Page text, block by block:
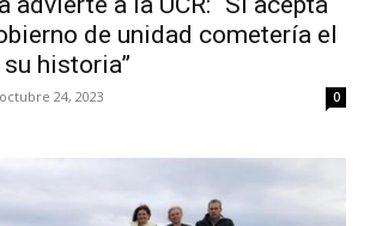
de unidad cometería el
historia”
octubre 24, 2023 0